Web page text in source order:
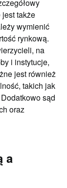
także
wymienić
rynkową.
na
i instytucje,
jest również
takich jak
sąd
oraz
a